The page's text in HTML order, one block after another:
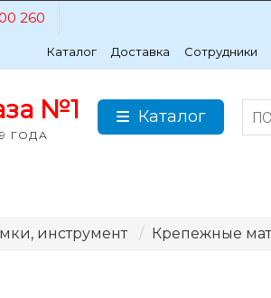
260
Каталог Доставка Сотрудники
№1
ГОДА
Каталог
инструмент Крепежные